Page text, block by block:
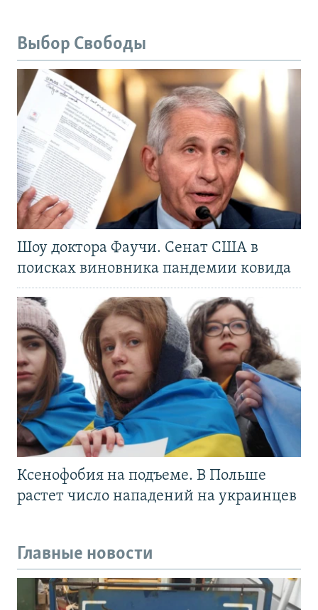
Выбор Свободы
Шоу доктора Фаучи. Сенат США в
поисках виновника пандемии ковида
Ксенофобия на подъеме. В Польше
растет число нападений на украинцев
Главные новости